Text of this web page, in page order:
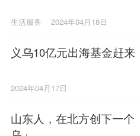
生活服务 2024年04月18日
义乌10亿元出海基金赶来
2024年04月17日
山东人，在北方创下一个